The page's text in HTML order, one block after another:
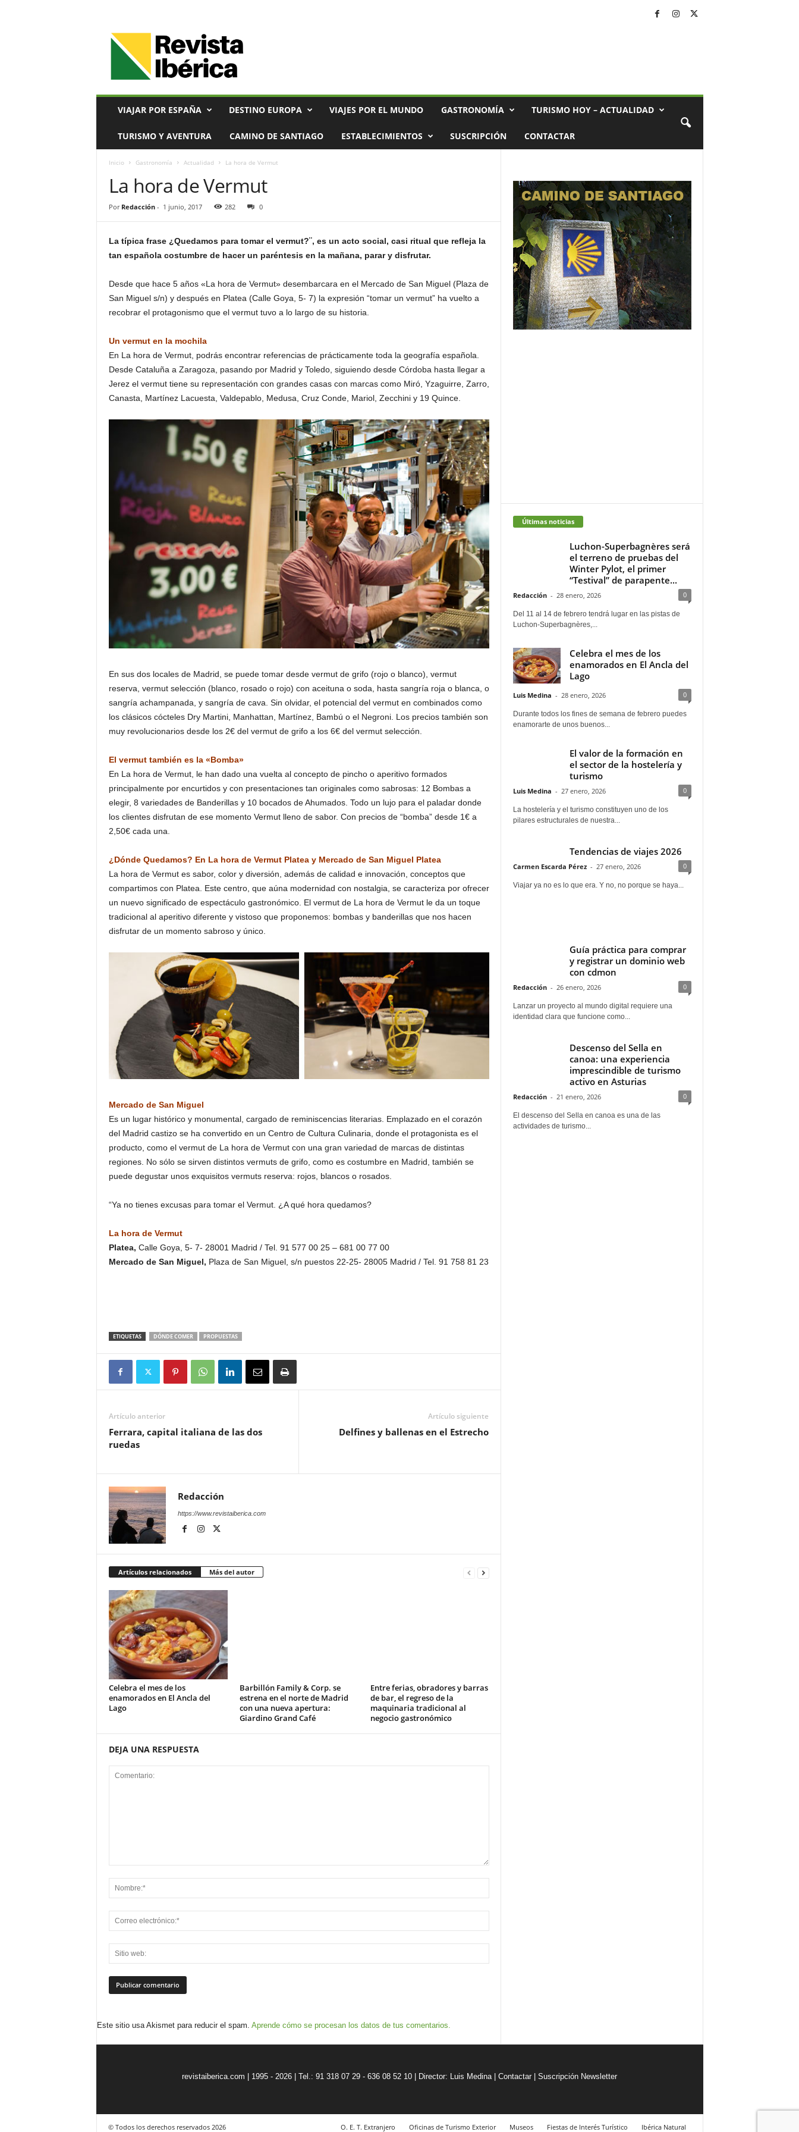
VIAJAR POR ESPAÑA DESTINO EUROPA VIAJES POR EL MUNDO GASTRONOMÍA TURISMO HOY – ACTUALIDAD
TURISMO Y AVENTURA CAMINO DE SANTIAGO ESTABLECIMIENTOS SUSCRIPCIÓN CONTACTAR
Inicio Gastronomía Actualidad La hora de Vermut
La hora de Vermut
Por Redacción- 1 junio, 2017 282 0
La típica frase ¿Quedamos para tomar el vermut?¨, es un acto social, casi ritual que refleja la
tan española costumbre de hacer un paréntesis en la mañana, parar y disfrutar.
Desde que hace 5 años «La hora de Vermut» desembarcara en el Mercado de San Miguel (Plaza de
San Miguel s/n) y después en Platea (Calle Goya, 5- 7) la expresión “tomar un vermut” ha vuelto a
recobrar el protagonismo que el vermut tuvo a lo largo de su historia.
Un vermut en la mochila
En La hora de Vermut, podrás encontrar referencias de prácticamente toda la geografía española.
Desde Cataluña a Zaragoza, pasando por Madrid y Toledo, siguiendo desde Córdoba hasta llegar a
Jerez el vermut tiene su representación con grandes casas con marcas como Miró, Yzaguirre, Zarro,
Canasta, Martínez Lacuesta, Valdepablo, Medusa, Cruz Conde, Mariol, Zecchini y 19 Quince.
En sus dos locales de Madrid, se puede tomar desde vermut de grifo (rojo o blanco), vermut
reserva, vermut selección (blanco, rosado o rojo) con aceituna o soda, hasta sangría roja o blanca, o
sangría achampanada, y sangría de cava. Sin olvidar, el potencial del vermut en combinados como
los clásicos cócteles Dry Martini, Manhattan, Martínez, Bambú o el Negroni. Los precios también son
muy revolucionarios desde los 2€ del vermut de grifo a los 6€ del vermut selección.
El vermut también es la «Bomba»
En La hora de Vermut, le han dado una vuelta al concepto de pincho o aperitivo formados
principalmente por encurtidos y con presentaciones tan originales como sabrosas: 12 Bombas a
elegir, 8 variedades de Banderillas y 10 bocados de Ahumados. Todo un lujo para el paladar donde
los clientes disfrutan de ese momento Vermut lleno de sabor. Con precios de “bomba” desde 1€ a
2,50€ cada una.
¿Dónde Quedamos? En La hora de Vermut Platea y Mercado de San Miguel Platea
La hora de Vermut es sabor, color y diversión, además de calidad e innovación, conceptos que
compartimos con Platea. Este centro, que aúna modernidad con nostalgia, se caracteriza por ofrecer
un nuevo significado de espectáculo gastronómico. El vermut de La hora de Vermut le da un toque
tradicional al aperitivo diferente y vistoso que proponemos: bombas y banderillas que nos hacen
disfrutar de un momento sabroso y único.
Mercado de San Miguel
Es un lugar histórico y monumental, cargado de reminiscencias literarias. Emplazado en el corazón
del Madrid castizo se ha convertido en un Centro de Cultura Culinaria, donde el protagonista es el
producto, como el vermut de La hora de Vermut con una gran variedad de marcas de distintas
regiones. No sólo se sirven distintos vermuts de grifo, como es costumbre en Madrid, también se
puede degustar unos exquisitos vermuts reserva: rojos, blancos o rosados.
“Ya no tienes excusas para tomar el Vermut. ¿A qué hora quedamos?
La hora de Vermut
Platea, Calle Goya, 5- 7- 28001 Madrid / Tel. 91 577 00 25 – 681 00 77 00
Mercado de San Miguel, Plaza de San Miguel, s/n puestos 22-25- 28005 Madrid / Tel. 91 758 81 23
ETIQUETAS DÓNDE COMER PROPUESTAS
Artículo anterior
Ferrara, capital italiana de las dos
ruedas
Artículo siguiente
Delfines y ballenas en el Estrecho
Redacción
https://www.revistaiberica.com
Artículos relacionados Más del autor
Celebra el mes de los
enamorados en El Ancla del
Lago
Barbillón Family & Corp. se
estrena en el norte de Madrid
con una nueva apertura:
Giardino Grand Café
Entre ferias, obradores y barras
de bar, el regreso de la
maquinaria tradicional al
negocio gastronómico
DEJA UNA RESPUESTA
Este sitio usa Akismet para reducir el spam. Aprende cómo se procesan los datos de tus comentarios.
Últimas noticias
Luchon-Superbagnères será
el terreno de pruebas del
Winter Pylot, el primer
“Testival” de parapente...
Redacción - 28 enero, 2026 0
Del 11 al 14 de febrero tendrá lugar en las pistas de
Luchon-Superbagnères,...
Celebra el mes de los
enamorados en El Ancla del
Lago
Luis Medina - 28 enero, 2026 0
Durante todos los fines de semana de febrero puedes
enamorarte de unos buenos...
El valor de la formación en
el sector de la hostelería y
turismo
Luis Medina - 27 enero, 2026 0
La hostelería y el turismo constituyen uno de los
pilares estructurales de nuestra...
Tendencias de viajes 2026
Carmen Escarda Pérez - 27 enero, 2026 0
Viajar ya no es lo que era. Y no, no porque se haya...
Guía práctica para comprar
y registrar un dominio web
con cdmon
Redacción - 26 enero, 2026 0
Lanzar un proyecto al mundo digital requiere una
identidad clara que funcione como...
Descenso del Sella en
canoa: una experiencia
imprescindible de turismo
activo en Asturias
Redacción - 21 enero, 2026 0
El descenso del Sella en canoa es una de las
actividades de turismo...
revistaiberica.com | 1995 - 2026 | Tel.: 91 318 07 29 - 636 08 52 10 | Director: Luis Medina | Contactar | Suscripción Newsletter
O. E. T. Extranjero Oficinas de Turismo Exterior Museos Fiestas de Interés Turístico Ibérica Natural
© Todos los derechos reservados 2026